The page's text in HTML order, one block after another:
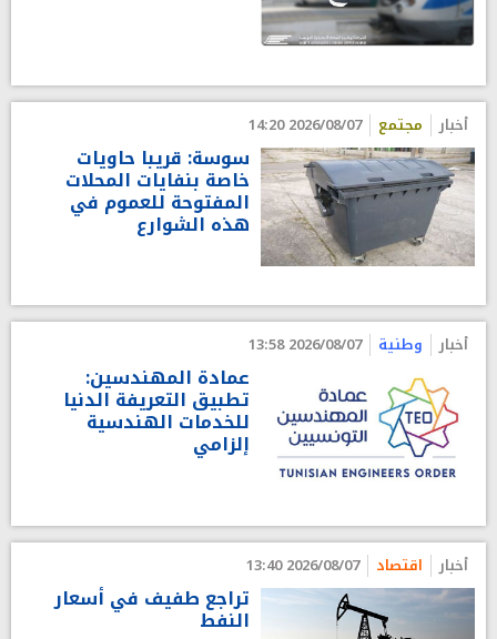
أخبار مجتمع 2026/08/07 14:20
سوسة: قريبا حاويات
خاصة بنفايات المحلات
المفتوحة للعموم في
هذه الشوارع
أخبار وطنية 2026/08/07 13:58
عمادة المهندسين:
تطبيق التعريفة الدنيا
للخدمات الهندسية
إلزامي
أخبار اقتصاد 2026/08/07 13:40
تراجع طفيف في أسعار
النفط